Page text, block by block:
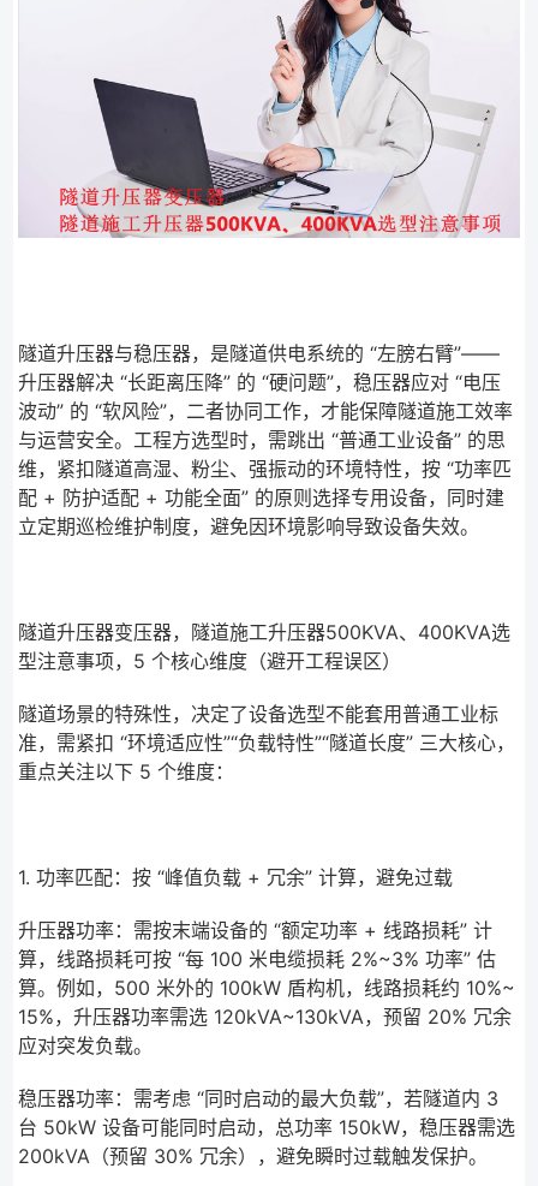
隧道升压器与稳压器，是隧道供电系统的 “左膀右臂”——
升压器解决 “长距离压降” 的 “硬问题”，稳压器应对 “电压
波动” 的 “软风险”，二者协同工作，才能保障隧道施工效率
与运营安全。工程方选型时，需跳出 “普通工业设备” 的思
维，紧扣隧道高湿、粉尘、强振动的环境特性，按 “功率匹
配 + 防护适配 + 功能全面” 的原则选择专用设备，同时建
立定期巡检维护制度，避免因环境影响导致设备失效。
隧道升压器变压器，隧道施工升压器500KVA、400KVA选
型注意事项，5 个核心维度（避开工程误区）
隧道场景的特殊性，决定了设备选型不能套用普通工业标
准，需紧扣 “环境适应性”“负载特性”“隧道长度” 三大核心，
重点关注以下 5 个维度：
1. 功率匹配：按 “峰值负载 + 冗余” 计算，避免过载
升压器功率：需按末端设备的 “额定功率 + 线路损耗” 计
算，线路损耗可按 “每 100 米电缆损耗 2%~3% 功率” 估
算。例如，500 米外的 100kW 盾构机，线路损耗约 10%~
15%，升压器功率需选 120kVA~130kVA，预留 20% 冗余
应对突发负载。
稳压器功率：需考虑 “同时启动的最大负载”，若隧道内 3
台 50kW 设备可能同时启动，总功率 150kW，稳压器需选
200kVA（预留 30% 冗余），避免瞬时过载触发保护。